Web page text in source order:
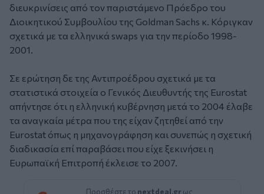
διευκρινίσεις από τον παριστάμενο Πρόεδρο του
Διοικητικού Συμβουλίου της Goldman Sachs κ. Κόριγκαν
σχετικά με τα ελληνικά swaps για την περίοδο 1998-
2001.
Σε ερώτηση δε της Αντιπροέδρου σχετικά με τα
στατιστικά στοιχεία ο Γενικός Διευθυντής της Eurostat
απήντησε ότι η ελληνική κυβέρνηση μετά το 2004 έλαβε
τα αναγκαία μέτρα που της είχαν ζητηθεί από την
Eurostat όπως η μηχανογράφηση και συνεπώς η σχετική
διαδικασία επί παραβάσει που είχε ξεκινήσει η
Ευρωπαϊκή Επιτροπή έκλεισε το 2007.
Προσθέστε το nextdeal.gr ως